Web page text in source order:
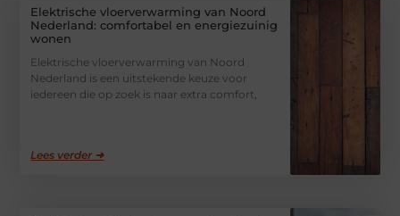
Elektrische vloerverwarming van Noord
Nederland: comfortabel en energiezuinig
wonen
Elektrische vloerverwarming van Noord
Nederland is een uitstekende keuze voor
iedereen die op zoek is naar extra comfort,
Lees verder ➜